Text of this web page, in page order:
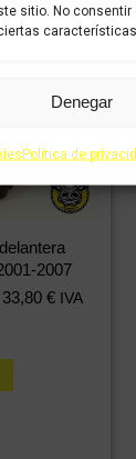
sitio. No
Denegar
Política de
2007
33,80 € IVA